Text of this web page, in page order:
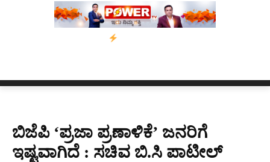
ನ್ಯೂಸ್ ಕಾರ್ಪ್‌ಗೆ ಎಐಯಿಂದ ಸಂಕಷ್ಟ: ಆಸ್ಟ್ರೇಲಿಯಾದಲ್ಲಿ
ಬಿಜೆಪಿ ‘ಪ್ರಜಾ ಪ್ರಣಾಳಿಕೆ’ ಜನರಿಗೆ
ಇಷ್ಟವಾಗಿದೆ : ಸಚಿವ ಬಿ.ಸಿ ಪಾಟೀಲ್